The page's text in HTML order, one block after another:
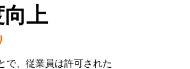
上
で、従業員は許可された